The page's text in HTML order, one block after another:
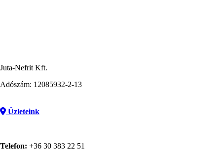
Juta-Nefrit Kft.
Adószám: 12085932-2-13
Üzleteink
Telefon: +36 30 383 22 51